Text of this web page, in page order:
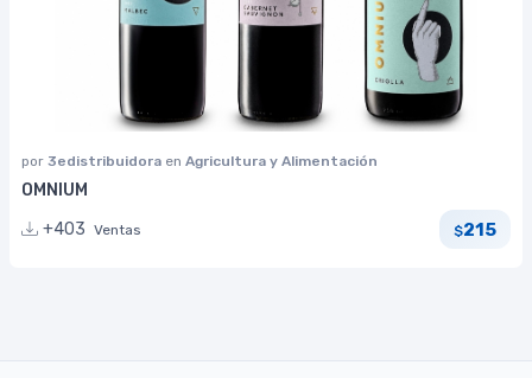
por 3edistribuidora en Agricultura y Alimentación
OMNIUM
+403 Ventas $215